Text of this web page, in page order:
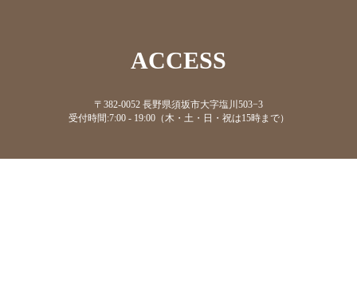
ACCESS
〒382-0052 長野県須坂市大字塩川503−3
受付時間:7:00 - 19:00（木・土・日・祝は15時まで）